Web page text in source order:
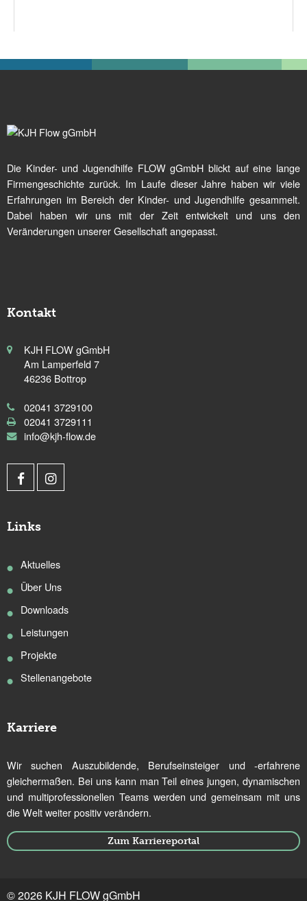
Die Kinder- und Jugendhilfe FLOW gGmbH blickt auf eine lange
Firmengeschichte zurück. Im Laufe dieser Jahre haben wir viele
Erfahrungen im Bereich der Kinder- und Jugendhilfe gesammelt.
Dabei haben wir uns mit der Zeit entwickelt und uns den
Veränderungen unserer Gesellschaft angepasst.
Kontakt
KJH FLOW gGmbH
Am Lamperfeld 7
46236 Bottrop
02041 3729100
02041 3729111
info@kjh-flow.de
Links
Aktuelles
Über Uns
Downloads
Leistungen
Projekte
Stellenangebote
Karriere
Wir suchen Auszubildende, Berufseinsteiger und -erfahrene
gleichermaßen. Bei uns kann man Teil eines jungen, dynamischen
und multiprofessionellen Teams werden und gemeinsam mit uns
die Welt weiter positiv verändern.
Zum Karriereportal
© 2026 KJH FLOW gGmbH